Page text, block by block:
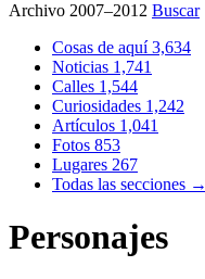
Archivo 2007–2012 Buscar
Cosas de aquí3,634
Noticias 1,741
Calles 1,544
Curiosidades 1,242
Artículos 1,041
Fotos 853
Lugares 267
Todas las secciones →
Personajes